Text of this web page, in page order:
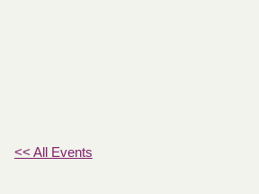
<< All Events